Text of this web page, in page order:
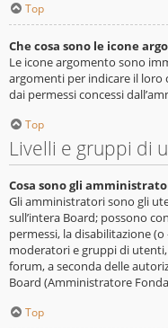
Top
Che cosa sono le icone
Le icone argomento sono
argomenti per indicare il loro
dai permessi concessi
Top
Livelli e gruppi di
Cosa sono gli
Gli amministratori sono gli
sull’intera Board; possono
permessi, la disabilitazione
moderatori e gruppi di
forum, a seconda delle
Board (Amministratore
Top